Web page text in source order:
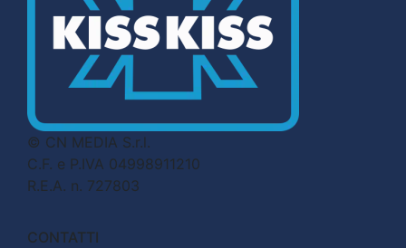
© CN MEDIA S.r.l.
C.F. e P.IVA 04998911210
R.E.A. n. 727803
CONTATTI